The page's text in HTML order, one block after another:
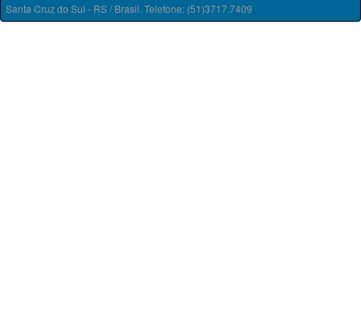
Santa Cruz do Sul - RS / Brasil. Telefone: (51)3717.7409